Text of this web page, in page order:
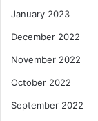
January 2023
December 2022
November 2022
October 2022
September 2022